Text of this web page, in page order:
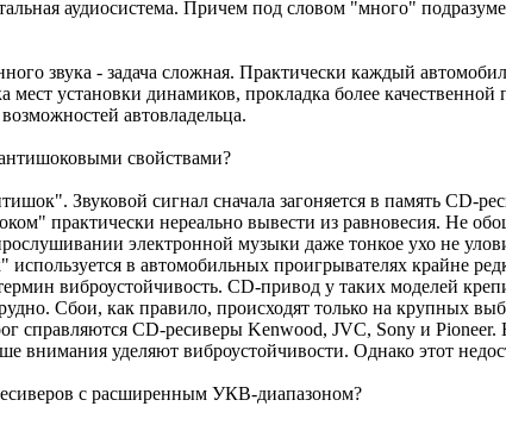
аудиосистема. Причем под словом "много"
звука - задача сложная. Практически каждый
мест установки динамиков, прокладка более
автовладельца.
свойствами?
Звуковой сигнал сначала загоняется в память CD-
практически нереально вывести из равновесия. Не
электронной музыки даже тонкое ухо не
в автомобильных проигрывателях крайне
виброустойчивость. CD-привод у таких моделей
Сбои, как правило, происходят только на крупных
справляются CD-ресиверы Kenwood, JVC, Sony и
внимания уделяют виброустойчивости. Однако этот
с расширенным УКВ-диапазоном?